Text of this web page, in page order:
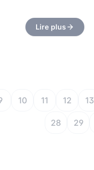
Lire plus
10 11 12 13
28 29